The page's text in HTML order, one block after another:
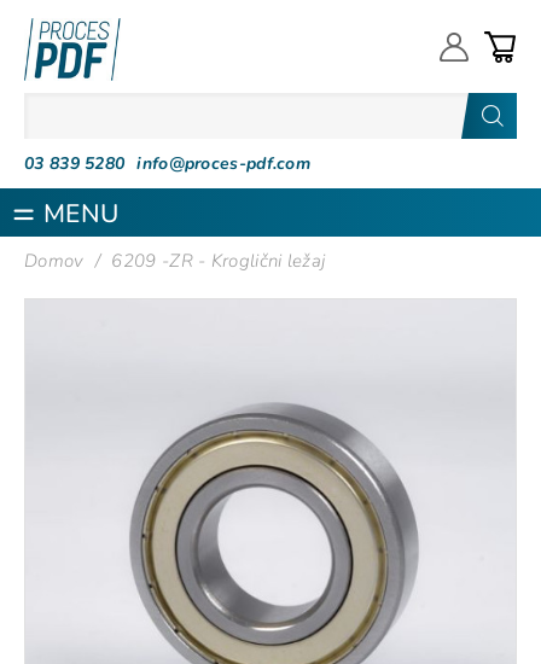
03 839 5280 info@proces-pdf.com
MENU
Domov / 6209 -ZR - Kroglični ležaj